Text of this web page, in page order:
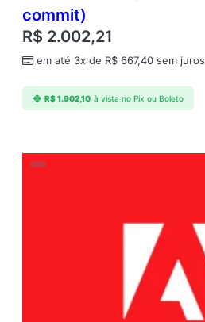
commit)
R$ 2.002,21
em até 3x de R$ 667,40 sem juros
R$1.902,10 à vista no Pix ou Boleto